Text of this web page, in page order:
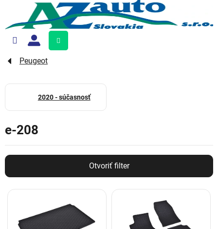
obsah
Nákupný
košík
Peugeot
2020 - súčasnosť
e-208
Otvoriť filter
V